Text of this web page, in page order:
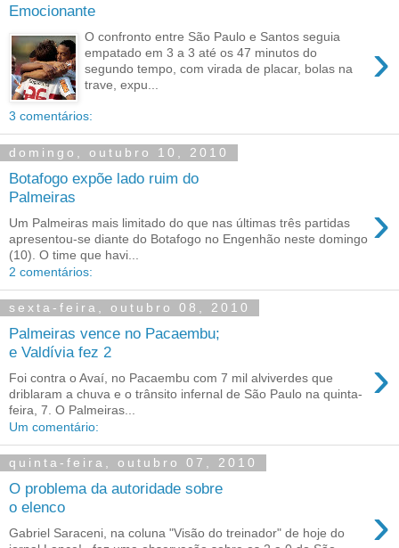
Emocionante
›
O confronto entre São Paulo e Santos seguia
empatado em 3 a 3 até os 47 minutos do
segundo tempo, com virada de placar, bolas na
trave, expu...
3 comentários:
domingo, outubro 10, 2010
Botafogo expõe lado ruim do
Palmeiras
›
Um Palmeiras mais limitado do que nas últimas três partidas
apresentou-se diante do Botafogo no Engenhão neste domingo
(10). O time que havi...
2 comentários:
sexta-feira, outubro 08, 2010
Palmeiras vence no Pacaembu;
e Valdívia fez 2
›
Foi contra o Avaí, no Pacaembu com 7 mil alviverdes que
driblaram a chuva e o trânsito infernal de São Paulo na quinta-
feira, 7. O Palmeiras...
Um comentário:
quinta-feira, outubro 07, 2010
O problema da autoridade sobre
o elenco
›
Gabriel Saraceni, na coluna "Visão do treinador" de hoje do